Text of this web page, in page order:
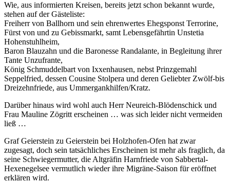
Wie, aus informierten Kreisen, bereits jetzt schon bekannt wurde,
stehen auf der Gästeliste:
Freiherr von Ballhorn und sein ehrenwertes Ehegsponst Terrorine,
Fürst von und zu Gebissmarkt, samt Lebensgefährtin Unstetia
Hohenstuhlheim,
Baron Blauzahn und die Baronesse Randalante, in Begleitung ihrer
Tante Unzufrante,
König Schmuddelbart von Ixxenhausen, nebst Prinzgemahl
Seppelfried, dessen Cousine Stolpera und deren Geliebter Zwölf-bis
Dreizehnfriede, aus Ummergankhilfen/Kratz.
Darüber hinaus wird wohl auch Herr Neureich-Blödenschick und
Frau Mauline Zögritt erscheinen … was sich leider nicht vermeiden
ließ …
Graf Geierstein zu Geierstein bei Holzhofen-Ofen hat zwar
zugesagt, doch sein tatsächliches Erscheinen ist mehr als fraglich, da
seine Schwiegermutter, die Altgräfin Harnfriede von Sabbertal-
Hexenegelsee vermutlich wieder ihre Migräne-Saison für eröffnet
erklären wird.